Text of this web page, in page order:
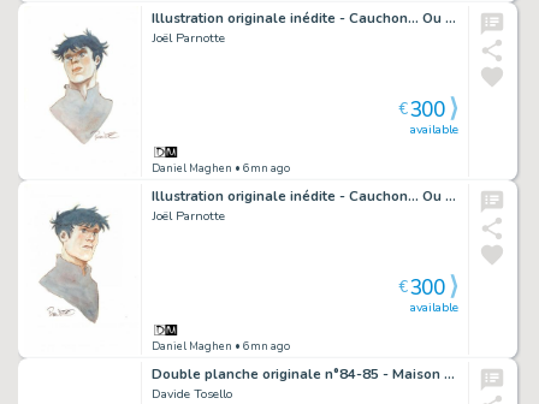
Illustration originale inédite - Cauchon... Ou l'homme qui tua Jeanne d'Arc
Joël Parnotte
Daniel Maghen • 6mn ago
available
€300
Illustration originale inédite - Cauchon... Ou l'homme qui tua Jeanne d'Arc
Joël Parnotte
Daniel Maghen • 6mn ago
available
€300
Double planche originale n°84-85 - Maison Croa Croa
Davide Tosello